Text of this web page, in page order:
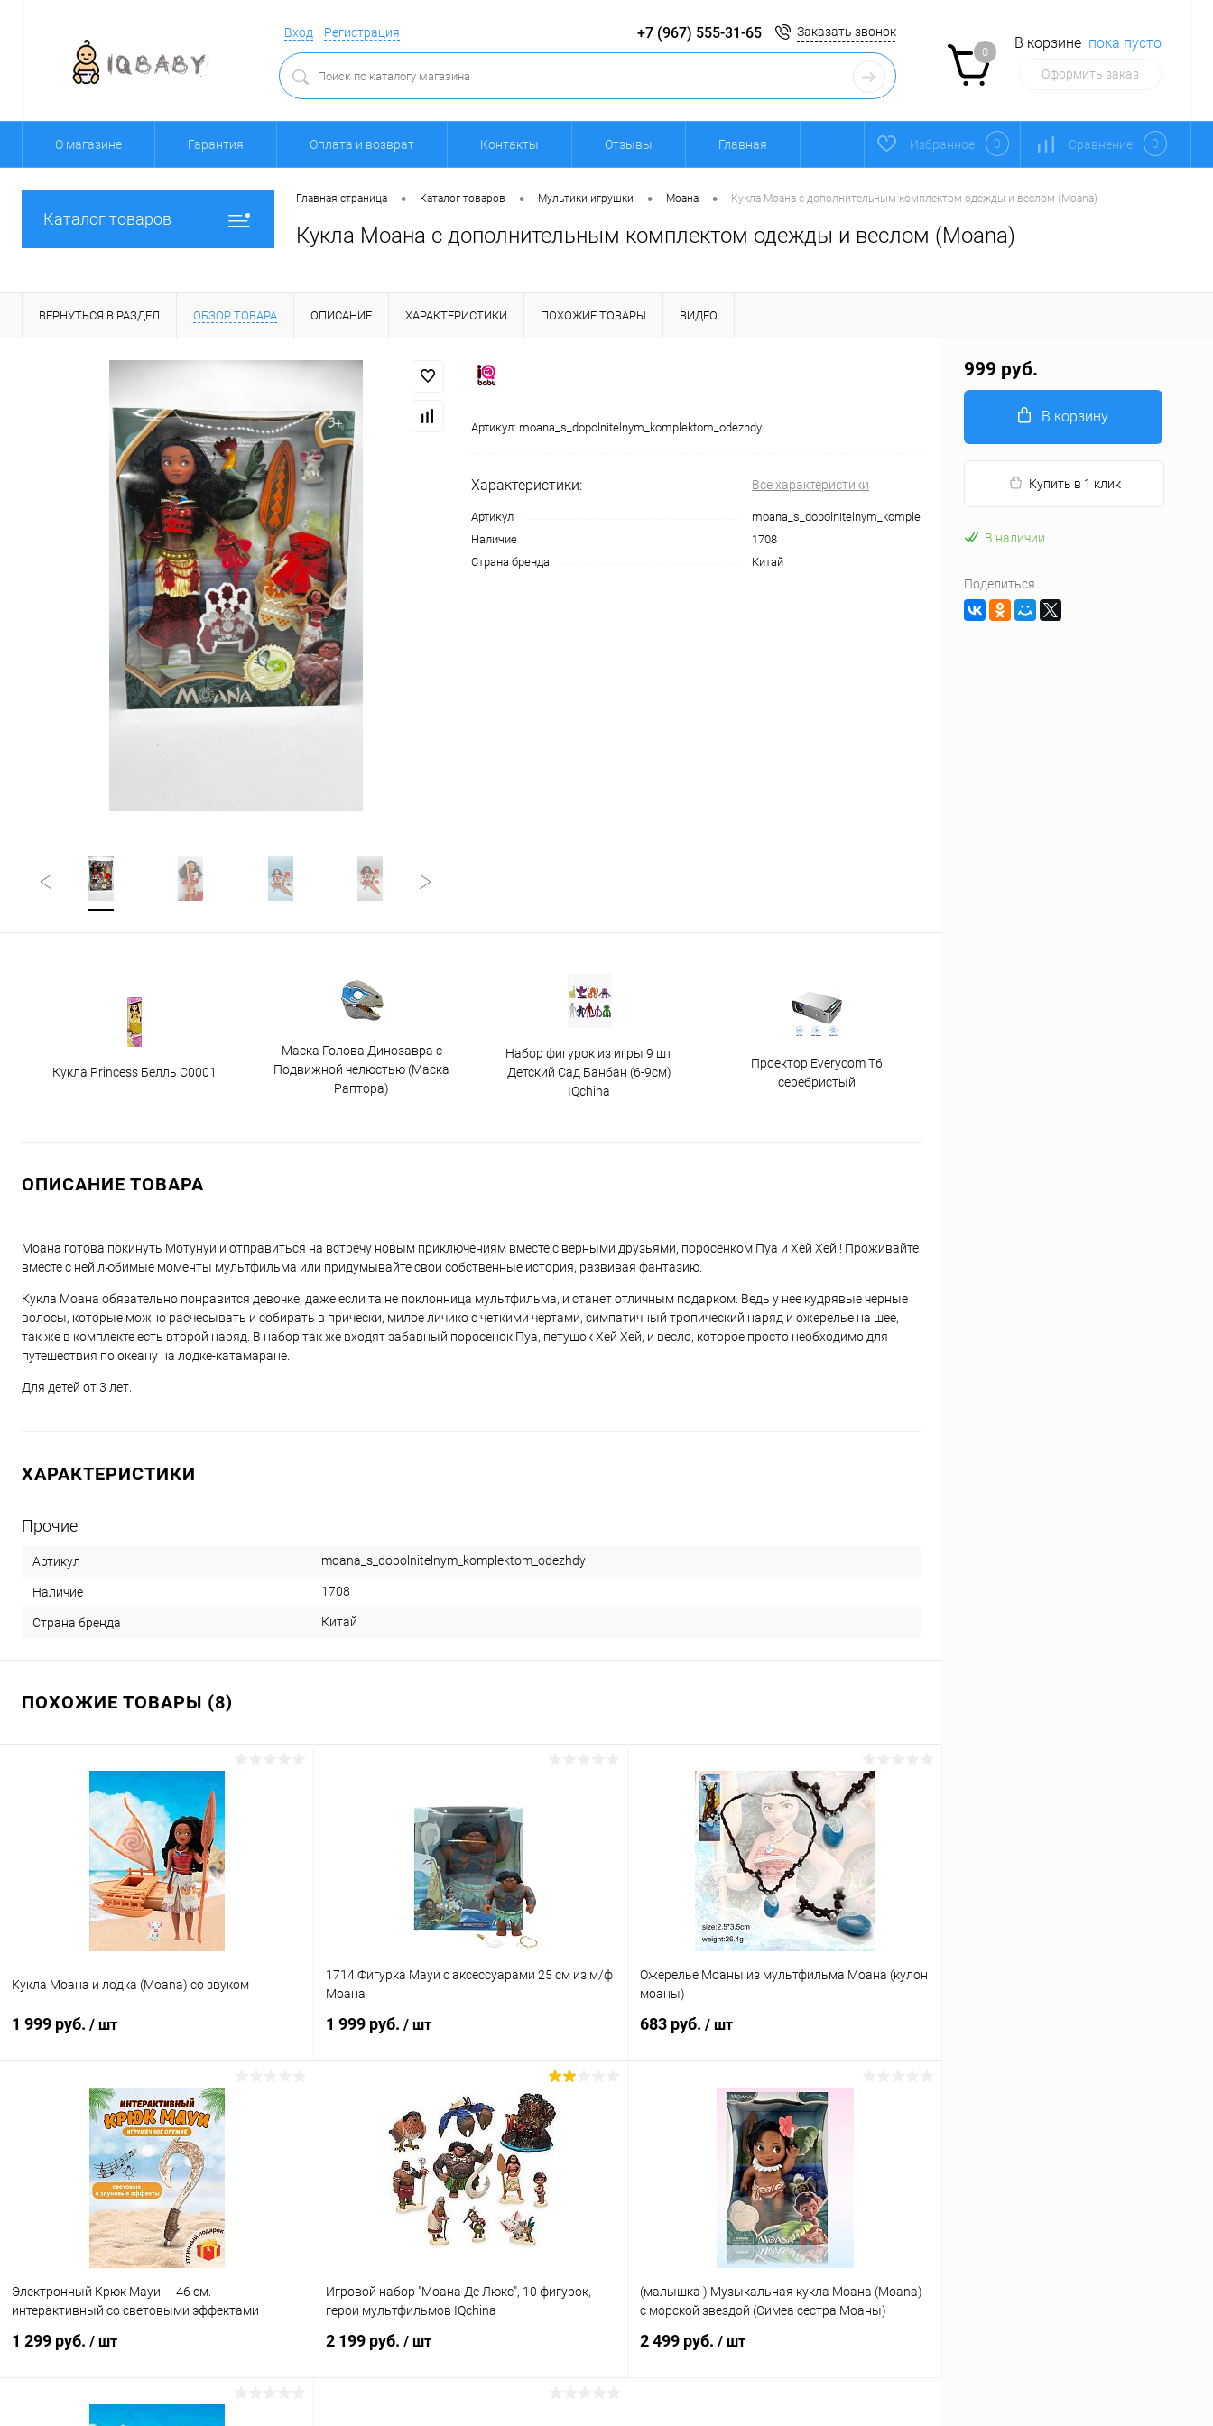
Вход Регистрация +7 (967) 555-31-65 Заказать звонок
0
В корзине пока пусто
Оформить заказ
О магазине Гарантия Оплата и возврат Контакты Отзывы Главная Избранное 0 Сравнение 0
Каталог товаров
Главная страница • Каталог товаров • Мультики игрушки • Моана • Кукла Моана с дополнительным комплектом одежды и веслом (Moana)
Кукла Моана с дополнительным комплектом одежды и веслом (Moana)
ВЕРНУТЬСЯ В РАЗДЕЛ ОБЗОР ТОВАРА ОПИСАНИЕ ХАРАКТЕРИСТИКИ ПОХОЖИЕ ТОВАРЫ ВИДЕО
Артикул: moana_s_dopolnitelnym_komplektom_odezhdy
Характеристики: Все характеристики
Артикул
moana_s_dopolnitelnym_komplektom_odezhdy
Наличие
1708
Страна бренда
Китай
Кукла Princess Белль C0001
Маска Голова Динозавра с
Подвижной челюстью (Маска
Раптора)
Набор фигурок из игры 9 шт
Детский Сад Банбан (6-9см)
IQchina
Проектор Everycom T6
серебристый
ОПИСАНИЕ ТОВАРА
Моана готова покинуть Мотунуи и отправиться на встречу новым приключениям вместе с верными друзьями, поросенком Пуа и Хей Хей ! Проживайте
вместе с ней любимые моменты мультфильма или придумывайте свои собственные история, развивая фантазию.
Кукла Моана обязательно понравится девочке, даже если та не поклонница мультфильма, и станет отличным подарком. Ведь у нее кудрявые черные
волосы, которые можно расчесывать и собирать в прически, милое личико с четкими чертами, симпатичный тропический наряд и ожерелье на шее,
так же в комплекте есть второй наряд. В набор так же входят забавный поросенок Пуа, петушок Хей Хей, и весло, которое просто необходимо для
путешествия по океану на лодке-катамаране.
Для детей от 3 лет.
ХАРАКТЕРИСТИКИ
Прочие
Артикул moana_s_dopolnitelnym_komplektom_odezhdy
Наличие 1708
Страна бренда Китай
ПОХОЖИЕ ТОВАРЫ (8)
Кукла Моана и лодка (Moana) со звуком
1 999 руб. / шт
В корзину
Купить в 1 клик Сравнение
В избранное В наличии
1714 Фигурка Мауи с аксессуарами 25 см из м/ф
Моана
1 999 руб. / шт
В корзину
Купить в 1 клик Сравнение
В избранное В наличии
Ожерелье Моаны из мультфильма Моана (кулон
моаны)
683 руб. / шт
В корзину
Купить в 1 клик Сравнение
В наличии
Электронный Крюк Мауи — 46 см.
интерактивный со световыми эффектами
1 299 руб. / шт
Игровой набор "Моана Де Люкс", 10 фигурок,
герои мультфильмов IQchina
2 199 руб. / шт
(малышка ) Музыкальная кукла Моана (Moana)
с морской звездой (Симеа сестра Моаны)
2 499 руб. / шт
999 руб.
В корзину
Купить в 1 клик
В наличии
Поделиться